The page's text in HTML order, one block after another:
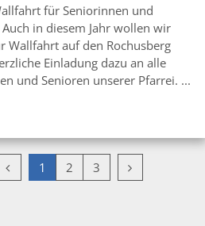
für Seniorinnen und
in diesem Jahr wollen wir
Wallfahrt auf den Rochusberg
Einladung dazu an alle
und Senioren unserer Pfarrei. ...
Vorherige Seite
1 2 3 Nächste Seite